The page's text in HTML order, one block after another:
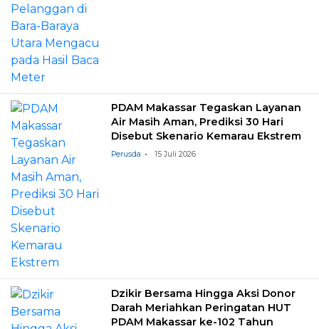
PDAM Makassar Tegaskan Layanan
Air Masih Aman, Prediksi 30 Hari
Disebut Skenario Kemarau Ekstrem
Perusda 15 Juli 2026
Dzikir Bersama Hingga Aksi Donor
Darah Meriahkan Peringatan HUT
PDAM Makassar ke-102 Tahun